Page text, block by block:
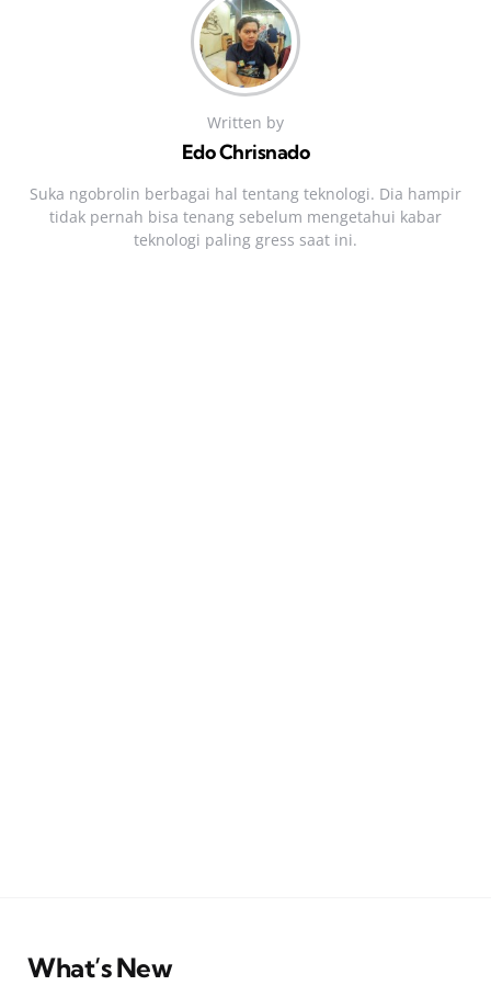
Written by
Edo Chrisnado
Suka ngobrolin berbagai hal tentang teknologi. Dia hampir
tidak pernah bisa tenang sebelum mengetahui kabar
teknologi paling gress saat ini.
What’s New